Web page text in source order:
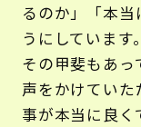
るのか」「本
うにしています。
その甲斐もあ
声をかけていた
事が本当に良く